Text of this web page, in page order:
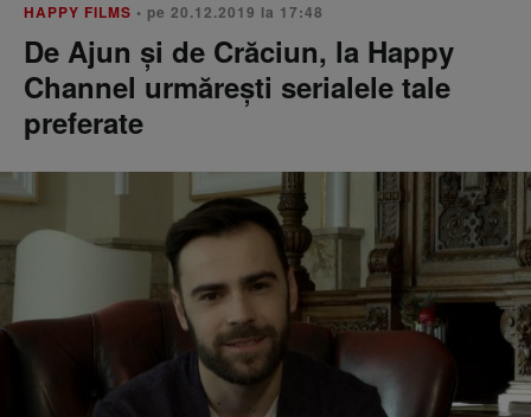
HAPPY FILMS • pe 20.12.2019 la 17:48
De Ajun și de Crăciun, la Happy
Channel urmărești serialele tale
preferate